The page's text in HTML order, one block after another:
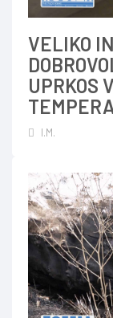
VELIKO
UPRKOS
I.M.